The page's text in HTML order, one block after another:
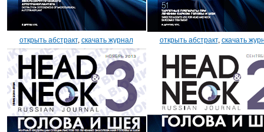
открыть абстракт, скачать журнал открыть абстракт, скачать